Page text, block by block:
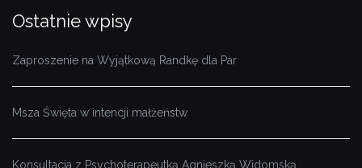
Ostatnie wpisy
Zaproszenie na Wyjątkową Randkę dla Par
Msza Święta w intencji małżeństw
Konsultacja z Psychoterapeutką Agnieszką Widomską